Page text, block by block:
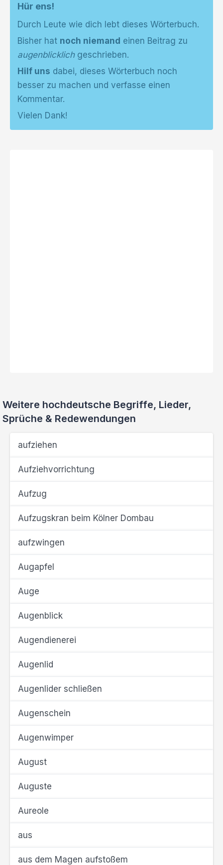
Hür ens!
Durch Leute wie dich lebt dieses Wörterbuch.
Bisher hat noch niemand einen Beitrag zu
augenblicklichgeschrieben.
Hilf uns dabei, dieses Wörterbuch noch
besser zu machen und verfasse einen
Kommentar.
Vielen Dank!
Weitere hochdeutsche Begriffe, Lieder,
Sprüche & Redewendungen
aufziehen
Aufziehvorrichtung
Aufzug
Aufzugskran beim Kölner Dombau
aufzwingen
Augapfel
Auge
Augenblick
Augendienerei
Augenlid
Augenlider schließen
Augenschein
Augenwimper
August
Auguste
Aureole
aus
aus dem Magen aufstoßem